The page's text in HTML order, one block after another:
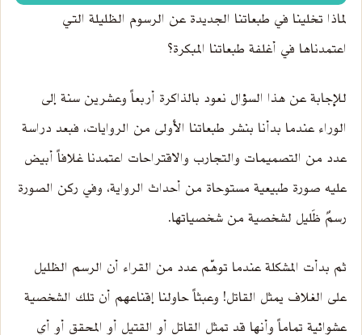
لماذا تخلينا في طبعاتنا الجديدة عن الرسوم الظليلة التي
اعتمدناها في أغلفة طبعاتنا المبكرة؟
للإجابة عن هذا السؤال نعود بالذاكرة أربعاً وعشرين سنة إلى
الوراء عندما بدأنا بنشر طبعاتنا الأولى من الروايات، فبعد دراسة
عدد من التصميمات والتجارب والاقتراحات اعتمدنا غلافاً أبيض
عليه صورة طبيعية مستوحاة من أحداث الرواية، وفي ركن الصورة
رسمٌ ظَليل لشخصية من شخصياتها.
ثم بدأت المشكلة عندما توهّم عدد من القراء أن الرسم الظليل
على الغلاف يمثل القاتل! وعبثاً حاولنا إقناعهم أن تلك الشخصية
عشوائية تماماً وأنها قد تمثل القاتل أو القتيل أو المحقق أو أي